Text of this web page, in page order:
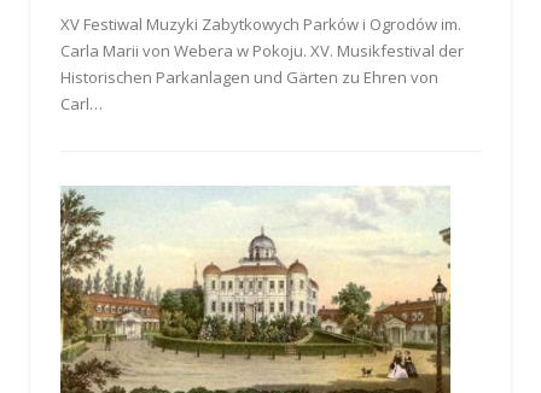
XV Festiwal Muzyki Zabytkowych Parków i Ogrodów im.
Carla Marii von Webera w Pokoju. XV. Musikfestival der
Historischen Parkanlagen und Gärten zu Ehren von
Carl…